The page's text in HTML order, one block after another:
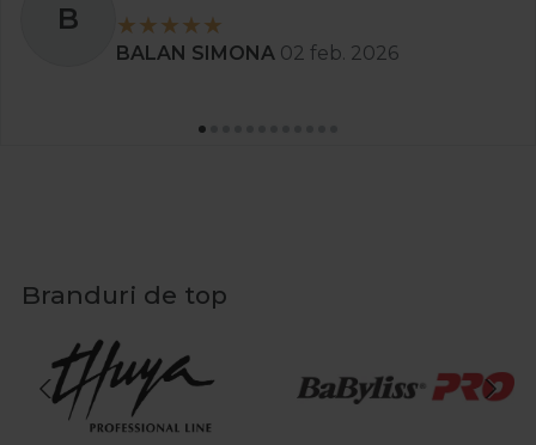
B
BALAN SIMONA 02 feb. 2026
Branduri de top